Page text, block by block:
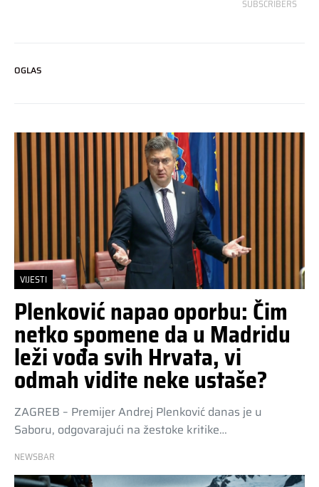
SUBSCRIBERS
OGLAS
VIJESTI
Plenković napao oporbu: Čim
netko spomene da u Madridu
leži vođa svih Hrvata, vi
odmah vidite neke ustaše?
ZAGREB – Premijer Andrej Plenković danas je u
Saboru, odgovarajući na žestoke kritike…
NEWSBAR